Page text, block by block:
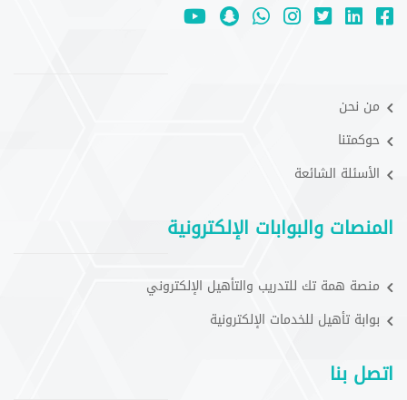
من نحن
حوكمتنا
الأسئلة الشائعة
المنصات والبوابات الإلكترونية
منصة همة تك للتدريب والتأهيل الإلكتروني
بوابة تأهيل للخدمات الإلكترونية
اتصل بنا